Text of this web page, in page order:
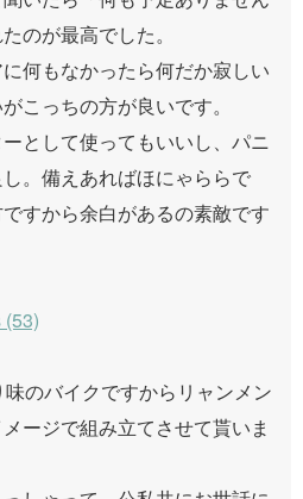
のが最高でした。
何もなかったら何だか寂しい
こっちの方が良いです。
として使ってもいいし、パニ
。備えあればほにゃららで
すから余白があるの素敵です
のバイクですからリャンメン
ージで組み立てさせて貰いま